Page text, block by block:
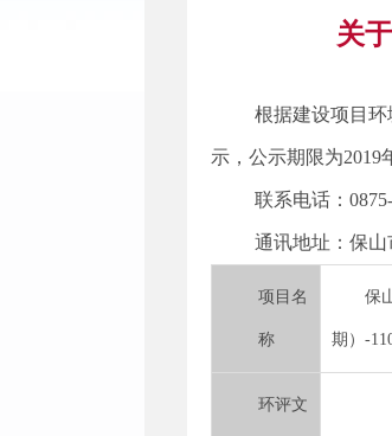
关
根据建设项目
示，公示期限为2019
联系电话：
通讯地址：保
项目名
称
保
期）-
环评文